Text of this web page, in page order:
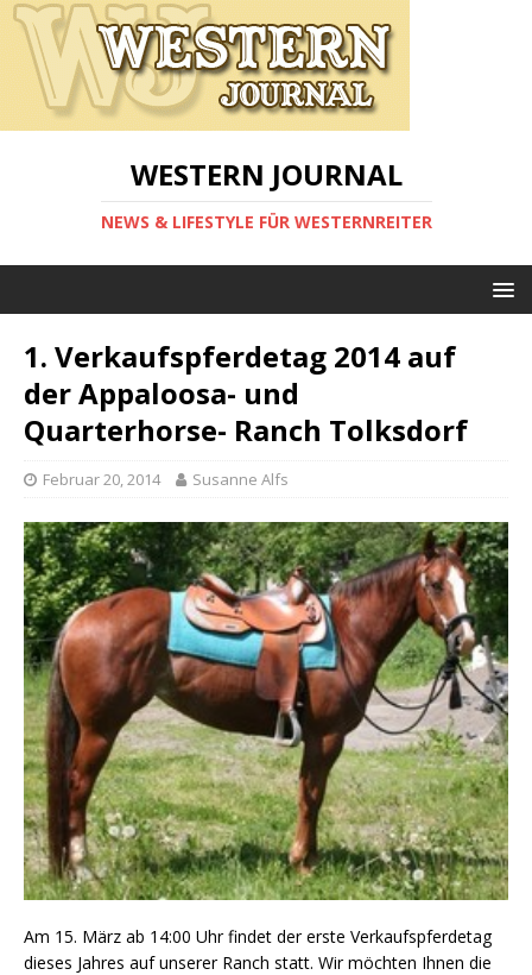
WESTERN JOURNAL
NEWS & LIFESTYLE FÜR WESTERNREITER
1. Verkaufspferdetag 2014 auf
der Appaloosa- und
Quarterhorse- Ranch Tolksdorf
Februar 20, 2014 Susanne Alfs
Am 15. März ab 14:00 Uhr findet der erste Verkaufspferdetag
dieses Jahres auf unserer Ranch statt. Wir möchten Ihnen die